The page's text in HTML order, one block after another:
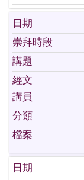
日期
崇拜時段
講題
經文
講員
分類
檔案
日期